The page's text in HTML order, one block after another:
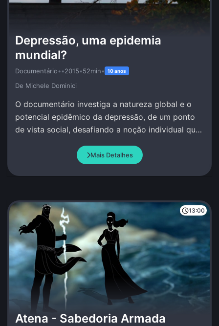
Depressão, uma epidemia
mundial?
Documentário••2015•52min• 10 anos
De Michele Dominici
O documentário investiga a natureza global e o
potencial epidêmico da depressão, de um ponto
de vista social, desafiando a noção individual que
Mais Detalhes
13:00
Atena - Sabedoria Armada